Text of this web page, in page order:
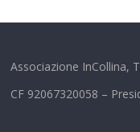
Associazione InCollina,
CF 92067320058 –